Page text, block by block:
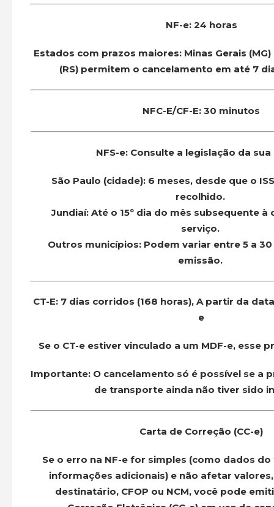
NF-e: 24 horas
Estados com prazos maiores: Minas Gerais
(RS) permitem o cancelamento em até 7
NFC-E/CF-E: 30 minutos
NFS-e: Consulte a legislação da
São Paulo (cidade): 6 meses, desde que o
recolhido.
Jundiaí: Até o 15º dia do mês subsequente
serviço.
Outros municípios: Podem variar entre 5 a
emissão.
CT-E: 7 dias corridos (168 horas), Apartir da data
e
Se o CT-e estiver vinculado a um MDF-e, esse
Importante: O cancelamento só é possível se a
de transporte ainda não tiver sido
Carta de Correção (CC-e)
Se o erro na NF-e for simples (como dados
informações adicionais) e não afetar
destinatário, CFOP ou NCM, você pode